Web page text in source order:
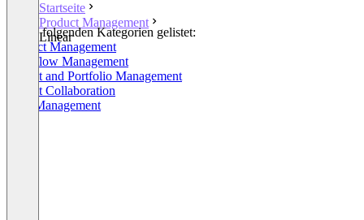
Startseite
Product Management
Linear
In den folgenden Kategorien gelistet:
Product Management
Workflow Management
Project and Portfolio Management
Project Collaboration
Task Management